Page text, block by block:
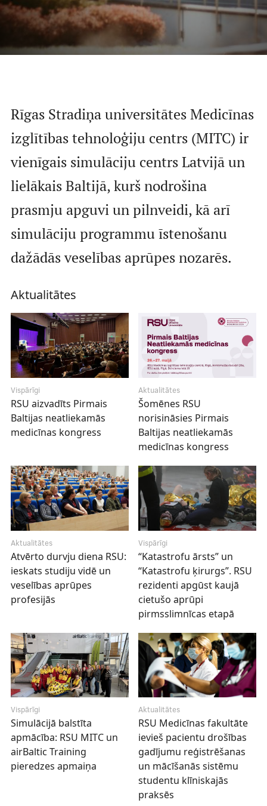
Mācību iespējas
Sadarbība
Notikumu kalendārs
Kontakti
Rīgas Stradiņa universitātes Medicīnas
izglītības tehnoloģiju centrs (MITC) ir
vienīgais simulāciju centrs Latvijā un
lielākais Baltijā, kurš nodrošina
prasmju apguvi un pilnveidi, kā arī
simulāciju programmu īstenošanu
dažādās veselības aprūpes nozarēs.
Aktualitātes
Vispārīgi
RSU aizvadīts Pirmais
Baltijas neatliekamās
medicīnas kongress
Aktualitātes
Šomēnes RSU
norisināsies Pirmais
Baltijas neatliekamās
medicīnas kongress
Aktualitātes
Atvērto durvju diena RSU:
ieskats studiju vidē un
veselības aprūpes
profesijās
Vispārīgi
“Katastrofu ārsts” un
“Katastrofu ķirurgs”. RSU
rezidenti apgūst kaujā
cietušo aprūpi
pirmsslimnīcas etapā
Vispārīgi
Simulācijā balstīta
apmācība: RSU MITC un
airBaltic Training
pieredzes apmaiņa
Aktualitātes
RSU Medicīnas fakultāte
ievieš pacientu drošības
gadījumu reģistrēšanas
un mācīšanās sistēmu
studentu klīniskajās
praksēs